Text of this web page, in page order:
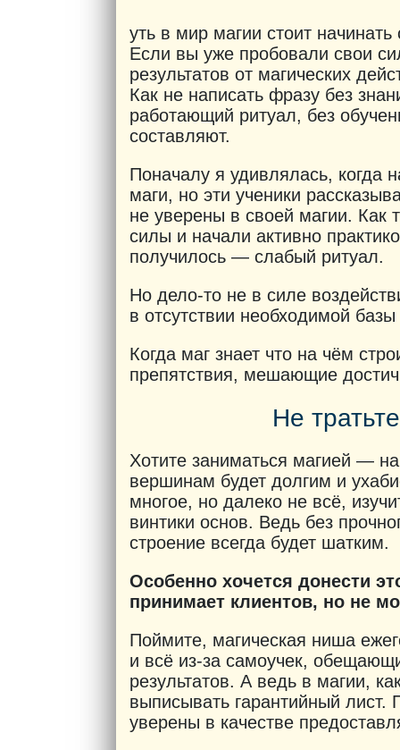
уть в мир магии стоит
Если вы уже пробовали свои
результатов от магических
Как не написать фразу без
работающий ритуал, без
составляют.
Поначалу я удивлялась, когда
маги, но эти ученики
не уверены в своей магии. Как
силы и начали активно
получилось — слабый ритуал.
Но дело-то не в силе
в отсутствии необходимой
Когда маг знает что на чём
препятствия, мешающие
Не
Хотите заниматься магией —
вершинам будет долгим и
многое, но далеко не всё,
винтики основ. Ведь без
строение всегда будет шатким.
Особенно хочется донести
принимает клиентов, но не
Поймите, магическая ниша
и всё из-за самоучек,
результатов. А ведь в магии,
выписывать гарантийный
уверены в качестве